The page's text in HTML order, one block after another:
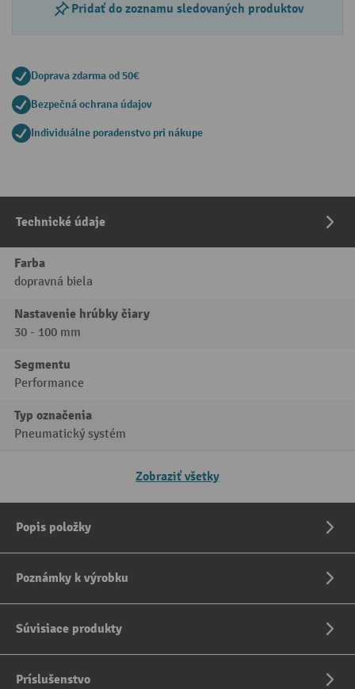
Pridať do zoznamu sledovaných produktov
Doprava zdarma od 50€
Bezpečná ochrana údajov
Individuálne poradenstvo pri nákupe
Technické údaje
Farba
dopravná biela
Nastavenie hrúbky čiary
30 - 100 mm
Segmentu
Performance
Typ označenia
Pneumatický systém
Zobraziť všetky
Popis položky
Poznámky k výrobku
Súvisiace produkty
Príslušenstvo